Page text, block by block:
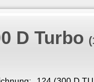
D Turbo